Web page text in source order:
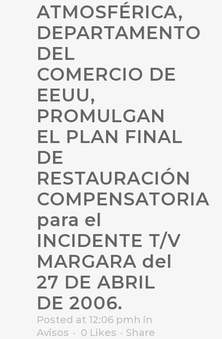
ATMOSFÉRICA,
DEPARTAMENTO
DEL
COMERCIO DE
EEUU,
PROMULGAN
EL PLAN FINAL
DE
RESTAURACIÓN
COMPENSATORIA
para el
INCIDENTE T/V
MARGARA del
27 DE ABRIL
DE 2006.
Posted at 12:06 pmh in
Avisos
0 Likes
Share